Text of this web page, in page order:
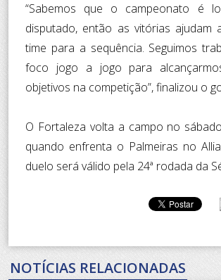
“Sabemos que o campeonato é
disputado, então as vitórias ajudam
time para a sequência. Seguimos
foco jogo a jogo para
objetivos na competição”, finalizou o
O Fortaleza volta a campo no
quando enfrenta o Palmeiras no
duelo será válido pela 24ª rodada da
NOTÍCIAS RELACIONADAS